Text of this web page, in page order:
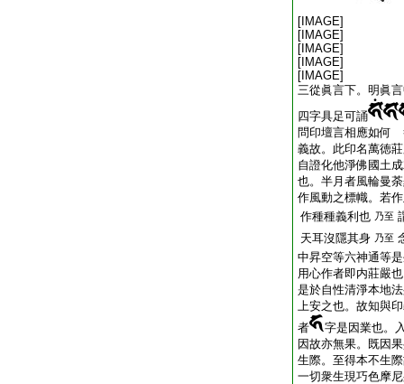
[IMAGE]
[IMAGE]
[IMAGE]
[IMAGE]
[IMAGE]
三從眞言下。明眞
四字具足可誦
問印壇言相應如何
義故。此印名萬徳
自證化他淨佛國土
也。半月者風輪曼
作風動之標幟。若
作種種義利也 乃至
天耳沒隱其身 乃至
中昇空等六神通等
用心作者即内莊嚴
是於自性清淨本地
上安之也。故知與
者
字是因業也。
因故亦無果。既因
生際。至得本不生
一切衆生現巧色摩